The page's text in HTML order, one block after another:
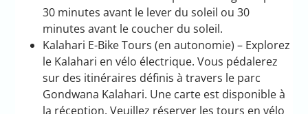
30 minutes avant le lever du soleil ou 30
minutes avant le coucher du soleil.
Kalahari E-Bike Tours (en autonomie) – Explorez
le Kalahari en vélo électrique. Vous pédalerez
sur des itinéraires définis à travers le parc
Gondwana Kalahari. Une carte est disponible à
la réception. Veuillez réserver les tours en vélo